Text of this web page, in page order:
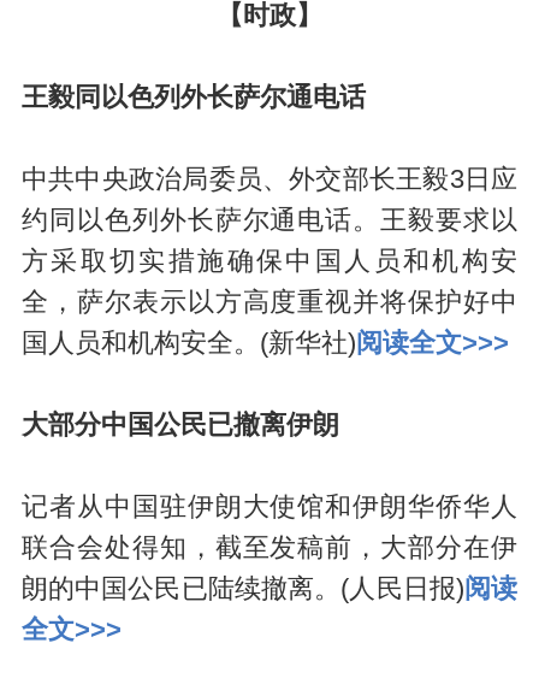
【时政】
王毅同以色列外长萨尔通电话
中共中央政治局委员、外交部长王毅3日应
约同以色列外长萨尔通电话。王毅要求以
方采取切实措施确保中国人员和机构安
全，萨尔表示以方高度重视并将保护好中
国人员和机构安全。(新华社)阅读全文>>>
大部分中国公民已撤离伊朗
记者从中国驻伊朗大使馆和伊朗华侨华人
联合会处得知，截至发稿前，大部分在伊
朗的中国公民已陆续撤离。(人民日报)阅读
全文>>>